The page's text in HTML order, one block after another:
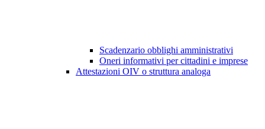
Scadenzario obblighi amministrativi
Oneri informativi per cittadini e imprese
Attestazioni OIV o struttura analoga